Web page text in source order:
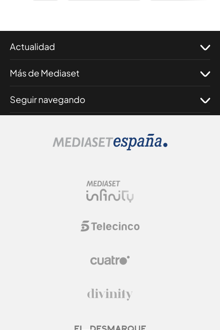
Actualidad
Más de Mediaset
Seguir navegando